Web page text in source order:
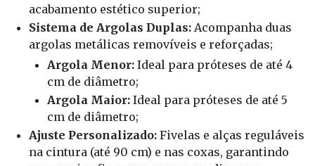
acabamento estético superior;
Sistema de Argolas Duplas: Acompanha duas
argolas metálicas removíveis e reforçadas;
Argola Menor: Ideal para próteses de até 4
cm de diâmetro;
Argola Maior: Ideal para próteses de até 5
cm de diâmetro;
Ajuste Personalizado: Fivelas e alças reguláveis
na cintura (até 90 cm) e nas coxas, garantindo